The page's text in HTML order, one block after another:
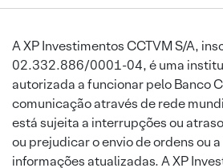
A XP Investimentos CCTVM S/A,
02.332.886/0001-04, é uma
autorizada a funcionar pelo Banco
comunicação através de rede
está sujeita a interrupções ou
ou prejudicar o envio de ordens ou
informações atualizadas. A XP